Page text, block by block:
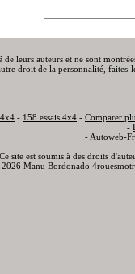
de leurs auteurs et ne sont
droit de la personnalité,
- 158 essais 4x4 - Comparer
-
- Autoweb-
Ce site est soumis à des droits
Manu Bordonado